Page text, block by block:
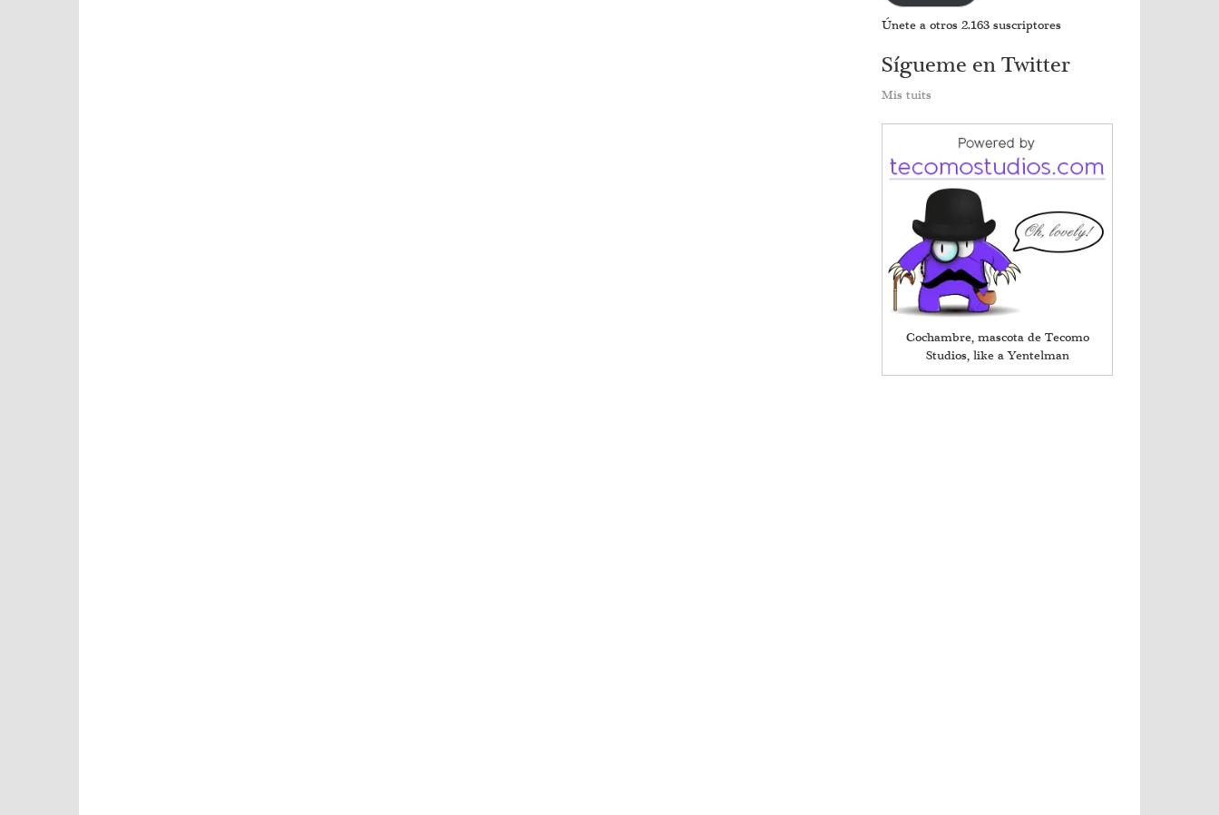
Únete a otros 2.163 suscriptores
Sígueme en Twitter
Mis tuits
Cochambre, mascota de Tecomo
Studios, like a Yentelman